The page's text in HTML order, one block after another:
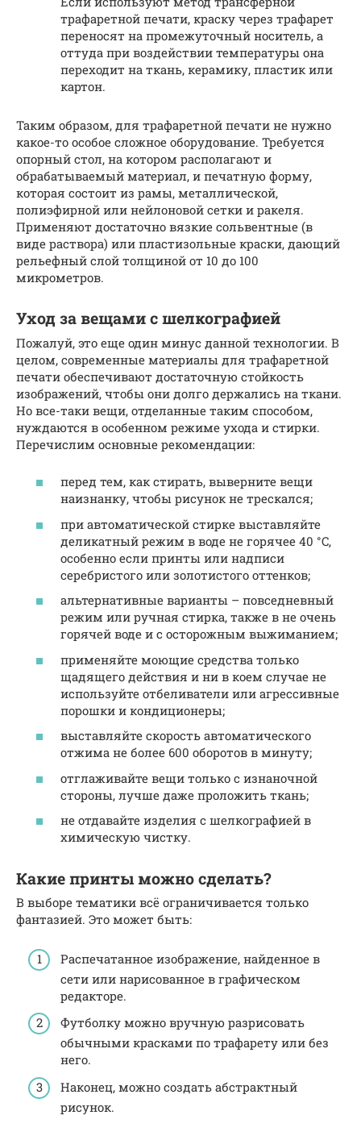
трафаретной печати, краску через трафарет
переносят на промежуточный носитель, а
оттуда при воздействии температуры она
переходит на ткань, керамику, пластик или
картон.
Таким образом, для трафаретной печати не нужно
какое-то особое сложное оборудование. Требуется
опорный стол, на котором располагают и
обрабатываемый материал, и печатную форму,
которая состоит из рамы, металлической,
полиэфирной или нейлоновой сетки и ракеля.
Применяют достаточно вязкие сольвентные (в
виде раствора) или пластизольные краски, дающий
рельефный слой толщиной от 10 до 100
микрометров.
Уход за вещами с шелкографией
Пожалуй, это еще один минус данной технологии. В
целом, современные материалы для трафаретной
печати обеспечивают достаточную стойкость
изображений, чтобы они долго держались на ткани.
Но все-таки вещи, отделанные таким способом,
нуждаются в особенном режиме ухода и стирки.
Перечислим основные рекомендации:
перед тем, как стирать, выверните вещи
наизнанку, чтобы рисунок не трескался;
при автоматической стирке выставляйте
деликатный режим в воде не горячее 40 °C,
особенно если принты или надписи
серебристого или золотистого оттенков;
альтернативные варианты – повседневный
режим или ручная стирка, также в не очень
горячей воде и с осторожным выжиманием;
применяйте моющие средства только
щадящего действия и ни в коем случае не
используйте отбеливатели или агрессивные
порошки и кондиционеры;
выставляйте скорость автоматического
отжима не более 600 оборотов в минуту;
отглаживайте вещи только с изнаночной
стороны, лучше даже проложить ткань;
не отдавайте изделия с шелкографией в
химическую чистку.
Какие принты можно сделать?
В выборе тематики всё ограничивается только
фантазией. Это может быть:
Распечатанное изображение, найденное в
сети или нарисованное в графическом
редакторе.
Футболку можно вручную разрисовать
обычными красками по трафарету или без
него.
Наконец, можно создать абстрактный
рисунок.